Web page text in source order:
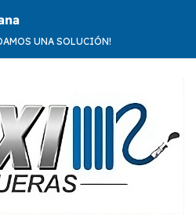
UNA SOLUCIÓN!